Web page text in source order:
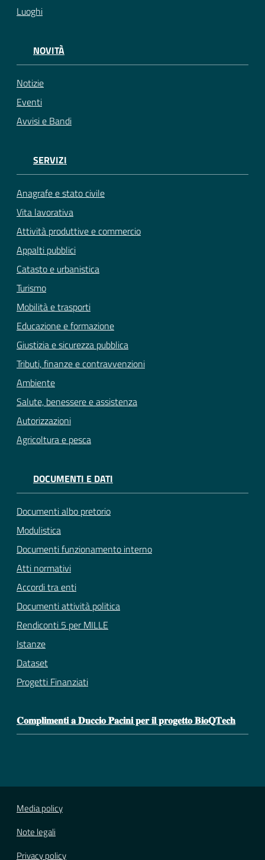
Luoghi
NOVITÀ
Notizie
Eventi
Avvisi e Bandi
SERVIZI
Anagrafe e stato civile
Vita lavorativa
Attività produttive e commercio
Appalti pubblici
Catasto e urbanistica
Turismo
Mobilità e trasporti
Educazione e formazione
Giustizia e sicurezza pubblica
Tributi, finanze e contravvenzioni
Ambiente
Salute, benessere e assistenza
Autorizzazioni
Agricoltura e pesca
DOCUMENTI E DATI
Documenti albo pretorio
Modulistica
Documenti funzionamento interno
Atti normativi
Accordi tra enti
Documenti attività politica
Rendiconti 5 per MILLE
Istanze
Dataset
Progetti Finanziati
𝐂𝐨𝐦𝐩𝐥𝐢𝐦𝐞𝐧𝐭𝐢 𝐚 𝐃𝐮𝐜𝐜𝐢𝐨 𝐏𝐚𝐜𝐢𝐧𝐢 𝐩𝐞𝐫 𝐢𝐥 𝐩𝐫𝐨𝐠𝐞𝐭𝐭𝐨 𝐁𝐢𝐨𝐐𝐓𝐞𝐜𝐡
Media policy
Note legali
Privacy policy